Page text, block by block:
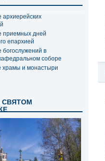
архиерейских
приемных дней
епархией
богослужений в
соборе
храмы и монастыри
СВЯТОМ